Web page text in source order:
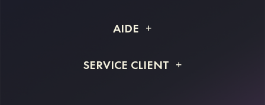
Livraison
AIDE
Retour et remboursement
SERVICE CLIENT